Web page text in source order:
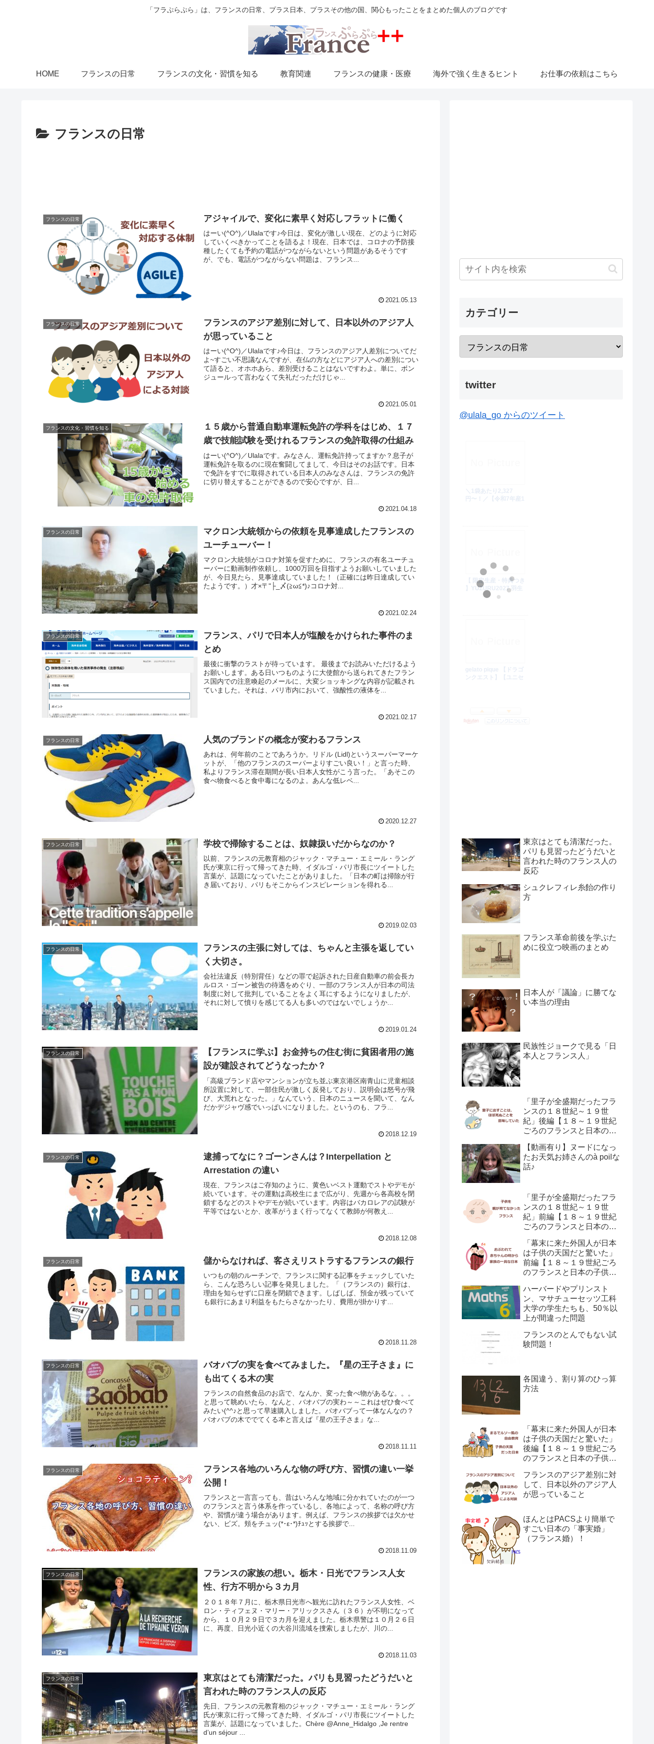
「フラぷらぷら」は、フランスの日常、プラス日本、プラスその他の国、関心もったことをまとめた個人のブログです
HOME フランスの日常 フランスの文化・習慣を知る 教育関連 フランスの健康・医療 海外で強く生きるヒント お仕事の依頼はこちら
フランスの日常
フランスの日常 アジャイルで、変化に素早く対応しフラットに働く
はーい(^O^)／Ulalaです♪今日は、変化が激しい現在、どのように対応
していくべきかってことを語るよ！現在、日本では、コロナの予防接
種したくても予約の電話がつながらないという問題があるそうです
が、でも、電話がつながらない問題は、フランス...
2021.05.13
フランスの日常
フランスのアジア差別に対して、日本以外のアジア人
が思っていること
はーい(^O^)／Ulalaです♪今日は、フランスのアジア人差別についてだ
よ~すごい不思議なんですが、在仏の方などにアジア人への差別につい
て語ると、オホホあら、差別受けることはないですわよ。単に、ボン
ジュールって言わなくて失礼だっただけじゃ...
2021.05.01
フランスの文化・習慣を知る
１５歳から普通自動車運転免許の学科をはじめ、１７
歳で技能試験を受けれるフランスの免許取得の仕組み
はーい(^O^)／Ulalaです。みなさん、運転免許持ってますか？息子が
運転免許を取るのに現在奮闘してまして、今日はそのお話です。日本
で免許をすでに取得されている日本人のみなさんは、フランスの免許
に切り替えすることができるので安心ですが、日...
2021.04.18
フランスの日常
マクロン大統領からの依頼を見事達成したフランスの
ユーチューバー！
マクロン大統領がコロナ対策を促すために、フランスの有名ユーチュ
ーバーに動画制作依頼し、1000万回を目指すようお願いしていました
が、今日見たら、見事達成していました！（正確には昨日達成してい
たようです。）才×〒"├_〆(≧ω≦*)♪コロナ対...
2021.02.24
フランスの日常
フランス、パリで日本人が塩酸をかけられた事件のま
とめ
最後に衝撃のラストが待っています。 最後までお読みいただけるよう
お願いします。ある日いつものように大使館から送られてきたフラン
ス国内での注意喚起のメールに、大変ショッキングな内容が記載され
ていました。それは、パリ市内において、強酸性の液体を...
2021.02.17
フランスの日常 人気のブランドの概念が変わるフランス
あれは、何年前のことであろうか。リドル (Lidl)というスーパーマーケ
ットが、「他のフランスのスーパーよりすごい良い！」と言った時、
私よりフランス滞在期間が長い日本人女性がこう言った。「あそこの
食べ物食べると食中毒になるのよ。あんな低レベ...
2020.12.27
フランスの日常 学校で掃除することは、奴隷扱いだからなのか？
以前、フランスの元教育相のジャック・マチュー・エミール・ラング
氏が東京に行って帰ってきた時、イダルゴ・パリ市長にツイートした
言葉が、話題になっていたことがありました。「日本の町は掃除が行
き届いており、パリもそこからインスピレーションを得れる...
2019.02.03
フランスの日常
フランスの主張に対しては、ちゃんと主張を返してい
く大切さ。
会社法違反（特別背任）などの罪で起訴された日産自動車の前会長カ
ルロス・ゴーン被告の待遇をめぐり、一部のフランス人が日本の司法
制度に対して批判していることをよく耳にするようになりましたが、
それに対して憤りを感じてる人も多いのではないでしょうか...
2019.01.24
フランスの日常
【フランスに学ぶ】お金持ちの住む街に貧困者用の施
設が建設されてどうなったか？
「高級ブランド店やマンションが立ち並ぶ東京港区南青山に児童相談
所設置に対して、一部住民が激しく反発しており、説明会は怒号が飛
び、大荒れとなった。」なんていう、日本のニュースを聞いて、なん
だかデジャヴ感でいっぱいになりました。というのも、フラ...
2018.12.19
フランスの日常
逮捕ってなに？ゴーンさんは？Interpellation と
Arrestation の違い
現在、フランスはご存知のように、黄色いベスト運動でストやデモが
続いています。その運動は高校生にまで広がり、先週から各高校を閉
鎖するなどのストやデモが続いています。内容はバカロレアの試験が
平等ではないとか、改革がうまく行ってなくて教師が何教え...
2018.12.08
フランスの日常 儲からなければ、客さえリストラするフランスの銀行
いつもの朝のルーチンで、フランスに関する記事をチェックしていた
ら、こんな恐ろしい記事を発見しました。「（フランスの）銀行は、
理由を知らせずに口座を閉鎖できます。しばしば、預金が残っていて
も銀行にあまり利益をもたらさなかったり、費用が掛かりす...
2018.11.28
フランスの日常
バオバブの実を食べてみました。『星の王子さま』に
も出てくる木の実
フランスの自然食品のお店で、なんか、変った食べ物があるな。。。
と思って眺めいたら、なんと、バオバブの実わ～～これはぜひ食べて
みたい(^^♪と思って早速購入しました。バオバブって一体なんなの？
バオバブの木ででてくる本と言えば『星の王子さま』な...
2018.11.11
フランスの日常
フランス各地のいろんな物の呼び方、習慣の違い一挙
公開！
フランスと一言言っても、昔はいろんな地域に分かれていたのが一つ
のフランスと言う体系を作っているし、各地によって、名称の呼び方
や、習慣が違う場合があります。例えば、フランスの挨拶では欠かせ
ない、ビズ。頬をチュッ(*･ε･*)ﾁｭｯとする挨拶で...
2018.11.09
フランスの日常
フランスの家族の想い。栃木・日光でフランス人女
性、行方不明から３カ月
２０１８年７月に、栃木県日光市へ観光に訪れたフランス人女性、ベ
ロン・ティフェヌ・マリー・アリックスさん（３６）が不明になって
から、１０月２９日で３カ月を迎えました。栃木県警は１０月２６日
に、再度、日光小近くの大谷川流域を捜索しましたが、川の...
2018.11.03
フランスの日常
東京はとても清潔だった。パリも見習ったどうだいと
言われた時のフランス人の反応
先日、フランスの元教育相のジャック・マチュー・エミール・ラング
氏が東京に行って帰ってきた時、イダルゴ・パリ市長にツイートした
言葉が、話題になっていました。Chère @Anne_Hidalgo ,Je rentre
d’un séjour ...
カテゴリー
twitter
@ulala_go からのツイート
東京はとても清潔だった。
パリも見習ったどうだいと
言われた時のフランス人の
反応
シュクレフィレ糸飴の作り
方
フランス革命前後を学ぶた
めに役立つ映画のまとめ
日本人が「議論」に勝てな
い本当の理由
民族性ジョークで見る「日
本人とフランス人」
「里子が全盛期だったフラ
ンスの１８世紀～１９世
紀」後編【１８～１９世紀
ごろのフランスと日本の子
【動画有り】ヌードになっ
たお天気お姉さんのà poilな
話♪
「里子が全盛期だったフラ
ンスの１８世紀～１９世
紀」前編【１８～１９世紀
ごろのフランスと日本の子
「幕末に来た外国人が日本
は子供の天国だと驚いた」
前編【１８～１９世紀ごろ
のフランスと日本の子供の
ハーバードやプリンスト
ン、マサチューセッツ工科
大学の学生たちも、50％以
上が間違った問題
フランスのとんでもない試
験問題！
各国違う、割り算のひっ算
方法
「幕末に来た外国人が日本
は子供の天国だと驚いた」
後編【１８～１９世紀ごろ
のフランスと日本の子供の
フランスのアジア差別に対
して、日本以外のアジア人
が思っていること
ほんとはPACSより簡単で
すごい日本の「事実婚」
（フランス婚）！